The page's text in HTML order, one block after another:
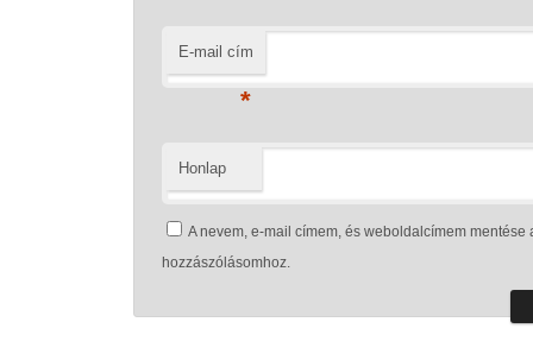
E-mail cím
*
Honlap
A nevem, e-mail címem, és weboldalcímem
hozzászólásomhoz.